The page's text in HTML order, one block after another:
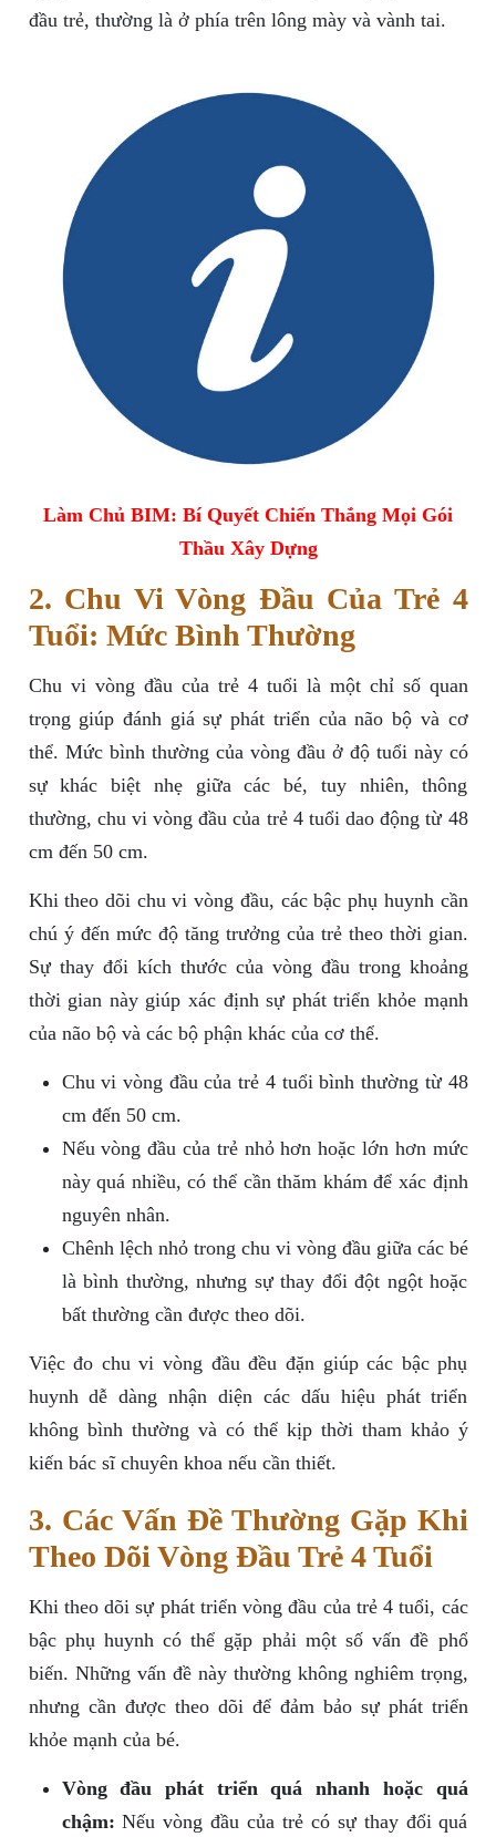
đầu trẻ, thường là ở phía trên lông mày và vành tai.
Làm Chủ BIM: Bí Quyết Chiến Thắng Mọi Gói
Thầu Xây Dựng
2. Chu Vi Vòng Đầu Của Trẻ 4
Tuổi: Mức Bình Thường
Chu vi vòng đầu của trẻ 4 tuổi là một chỉ số quan
trọng giúp đánh giá sự phát triển của não bộ và cơ
thể. Mức bình thường của vòng đầu ở độ tuổi này có
sự khác biệt nhẹ giữa các bé, tuy nhiên, thông
thường, chu vi vòng đầu của trẻ 4 tuổi dao động từ 48
cm đến 50 cm.
Khi theo dõi chu vi vòng đầu, các bậc phụ huynh cần
chú ý đến mức độ tăng trưởng của trẻ theo thời gian.
Sự thay đổi kích thước của vòng đầu trong khoảng
thời gian này giúp xác định sự phát triển khỏe mạnh
của não bộ và các bộ phận khác của cơ thể.
Chu vi vòng đầu của trẻ 4 tuổi bình thường từ 48
cm đến 50 cm.
Nếu vòng đầu của trẻ nhỏ hơn hoặc lớn hơn mức
này quá nhiều, có thể cần thăm khám để xác định
nguyên nhân.
Chênh lệch nhỏ trong chu vi vòng đầu giữa các bé
là bình thường, nhưng sự thay đổi đột ngột hoặc
bất thường cần được theo dõi.
Việc đo chu vi vòng đầu đều đặn giúp các bậc phụ
huynh dễ dàng nhận diện các dấu hiệu phát triển
không bình thường và có thể kịp thời tham khảo ý
kiến bác sĩ chuyên khoa nếu cần thiết.
3. Các Vấn Đề Thường Gặp Khi
Theo Dõi Vòng Đầu Trẻ 4 Tuổi
Khi theo dõi sự phát triển vòng đầu của trẻ 4 tuổi, các
bậc phụ huynh có thể gặp phải một số vấn đề phổ
biến. Những vấn đề này thường không nghiêm trọng,
nhưng cần được theo dõi để đảm bảo sự phát triển
khỏe mạnh của bé.
Vòng đầu phát triển quá nhanh hoặc quá
chậm: Nếu vòng đầu của trẻ có sự thay đổi quá